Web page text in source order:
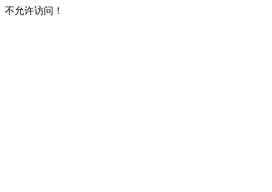
不允许访问！